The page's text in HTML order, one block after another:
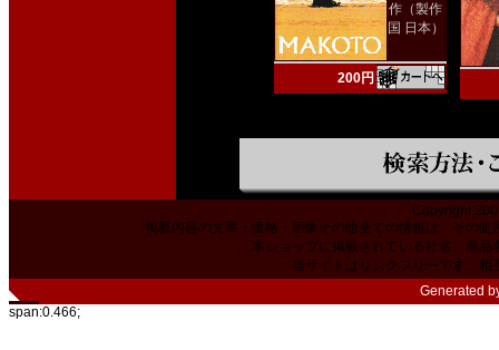
作（製作
国 日本）
200円
Copyright
掲載内容の文章・価格・画像その他全ての情報は、その
本ショップに掲載されている社名、商
当サイトはリンクフリーです。相
Generated
span:0.466;